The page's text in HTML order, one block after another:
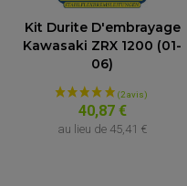
Kit Durite D'embrayage
Kawasaki ZRX 1200 (01-
06)
40,87 €
au lieu de 45,41 €